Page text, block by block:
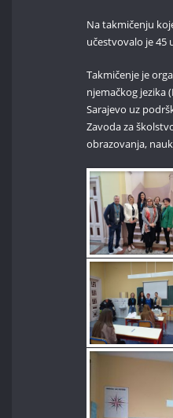
Na takmičenju
učestvovalo je 45
Takmičenje je
njemačkog jezika
Sarajevo uz
Zavoda za
obrazovanja,